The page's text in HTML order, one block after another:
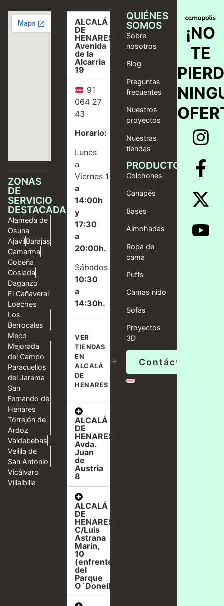
ZONAS
DE
SERVICIO
DESTACADAS
Alameda de
Osuna
AjavilBarajas
Camarma
Cobeña
Coslada
Daganzo
El Cañaveral
Loeches
Los
Berrocales
Meco
Mejorada
del Campo
Paracuellos
del Jarama
San
Fernando de
Henares
Torrejón de
Ardoz
Valdebebas
Velilla de
San Antonio
Vicálvaro
Villalbilla
ALCALÁ
DE
HENARES,
Avenida
de la
Alcarria
19
91
064 27
43
Horario:
Lunes
a
Viernes10:00
a
14:00h
y
17:30
a
20:00h.
Sábados
10:30
a
14:30h.
VER
TIENDAS
EN
ALCALÁ
DE
HENARES
→
ALCALÁ
DE
HENARES,
Avda.
Juan
de
Austria
8
ALCALÁ
DE
HENARES,
C/Luis
Astrana
Marín,
10
(enfrente
del
Parque
O`Donell)
QUIÉNES
SOMOS
Sobre
nosotros
Blog
Preguntas
frecuentes
Nuestros
proyectos
Nuestras
tiendas
PRODUCTOS
Colchones
Canapés
Bases
Almohadas
Ropa de
cama
Puffs
Camas nido
Sofás
Proyectos
3D
Contáctanos
¡NO
TE